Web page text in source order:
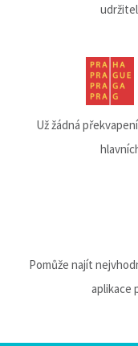
Už žádná
Pomůže najít
aplikace